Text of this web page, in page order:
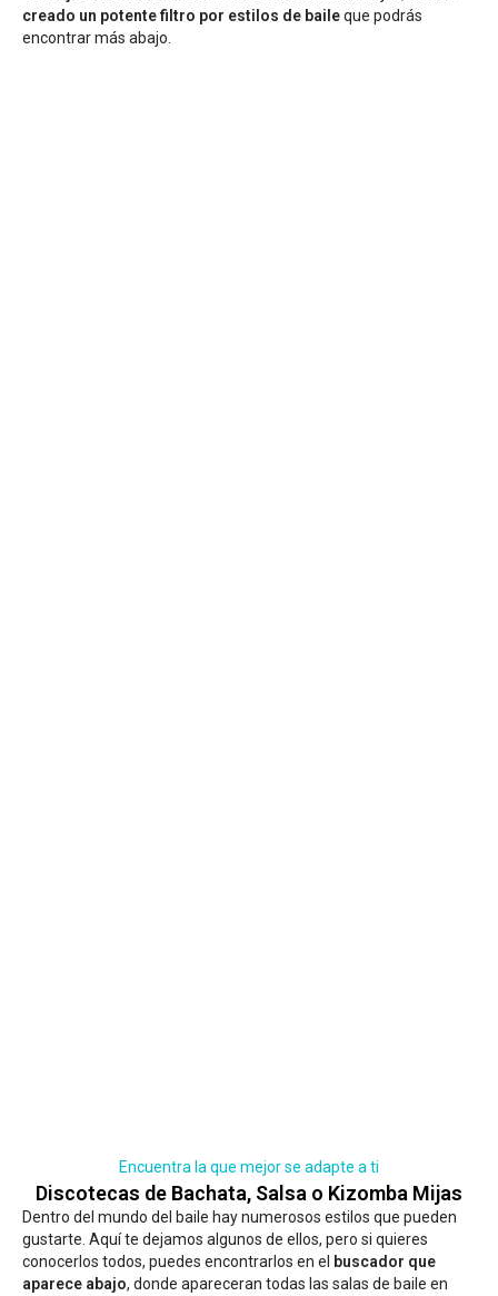
creado un potente filtro por estilos de baileque podrás
encontrar más abajo.
Encuentra la que mejor se adapte a ti
Discotecas de Bachata, Salsa o Kizomba Mijas
Dentro del mundo del baile hay numerosos estilos que pueden
gustarte. Aquí te dejamos algunos de ellos, pero si quieres
conocerlos todos, puedes encontrarlos en el buscador que
aparece abajo, donde apareceran todas las salas de baile en